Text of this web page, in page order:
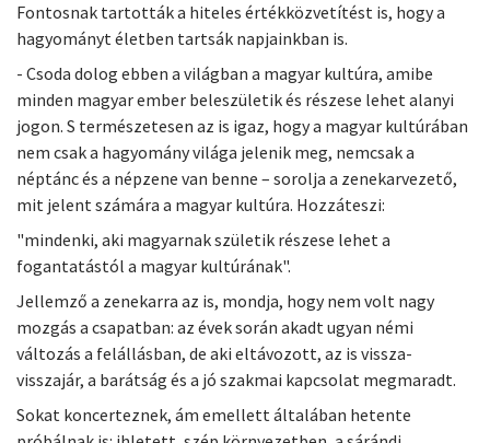
Fontosnak tartották a hiteles értékközvetítést is, hogy a
hagyományt életben tartsák napjainkban is.
- Csoda dolog ebben a világban a magyar kultúra, amibe
minden magyar ember beleszületik és részese lehet alanyi
jogon. S természetesen az is igaz, hogy a magyar kultúrában
nem csak a hagyomány világa jelenik meg, nemcsak a
néptánc és a népzene van benne – sorolja a zenekarvezető,
mit jelent számára a magyar kultúra. Hozzáteszi:
"mindenki, aki magyarnak születik részese lehet a
fogantatástól a magyar kultúrának".
Jellemző a zenekarra az is, mondja, hogy nem volt nagy
mozgás a csapatban: az évek során akadt ugyan némi
változás a felállásban, de aki eltávozott, az is vissza-
visszajár, a barátság és a jó szakmai kapcsolat megmaradt.
Sokat koncerteznek, ám emellett általában hetente